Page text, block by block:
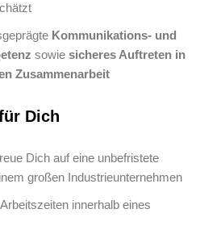
Kommunikations‑ und
sowie sicheres Auftreten in
Zusammenarbeit
Dich
Dich auf eine unbefristete
großen Industrieunternehmen
innerhalb eines